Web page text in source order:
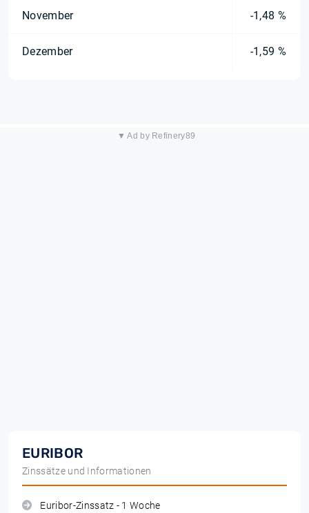
November -1,48 %
Dezember -1,59 %
▼ Ad by Refinery89
EURIBOR
Zinssätze und Informationen
Euribor-Zinssatz - 1 Woche